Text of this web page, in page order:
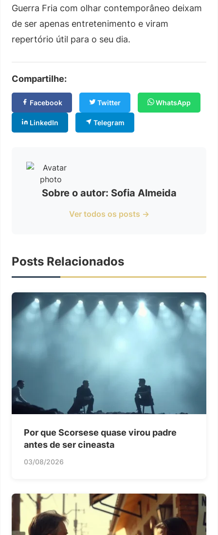
Guerra Fria com olhar contemporâneo deixam
de ser apenas entretenimento e viram
repertório útil para o seu dia.
Compartilhe:
Facebook Twitter WhatsApp
LinkedIn Telegram
Sobre o autor: Sofia Almeida
Ver todos os posts →
Posts Relacionados
Por que Scorsese quase virou padre
antes de ser cineasta
03/08/2026